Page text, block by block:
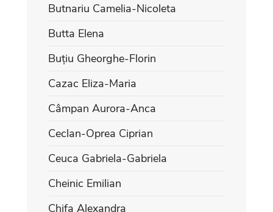
Butnariu Camelia-Nicoleta
Butta Elena
Buțiu Gheorghe-Florin
Cazac Eliza-Maria
Câmpan Aurora-Anca
Ceclan-Oprea Ciprian
Ceuca Gabriela-Gabriela
Cheinic Emilian
Chifa Alexandra